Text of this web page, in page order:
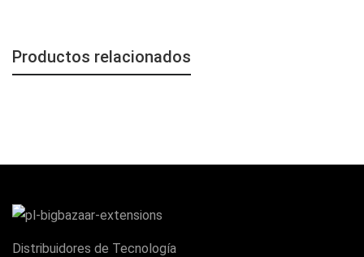
Productos relacionados
Distribuidores de Tecnología